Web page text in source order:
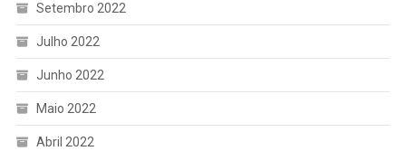
Setembro 2022
Julho 2022
Junho 2022
Maio 2022
Abril 2022